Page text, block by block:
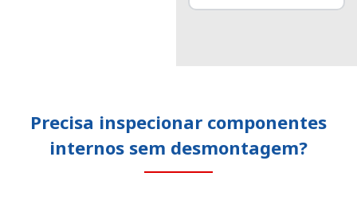
Precisa inspecionar componentes
internos sem desmontagem?